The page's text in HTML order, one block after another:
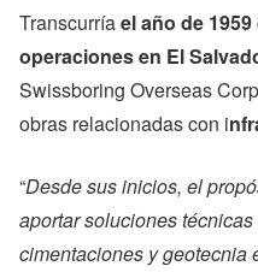
Transcurríael año de 1959
operaciones en El
Swissboring Overseas
obras relacionadas con i
“Desde sus inicios, el
aportar soluciones
cimentaciones y geotecnia